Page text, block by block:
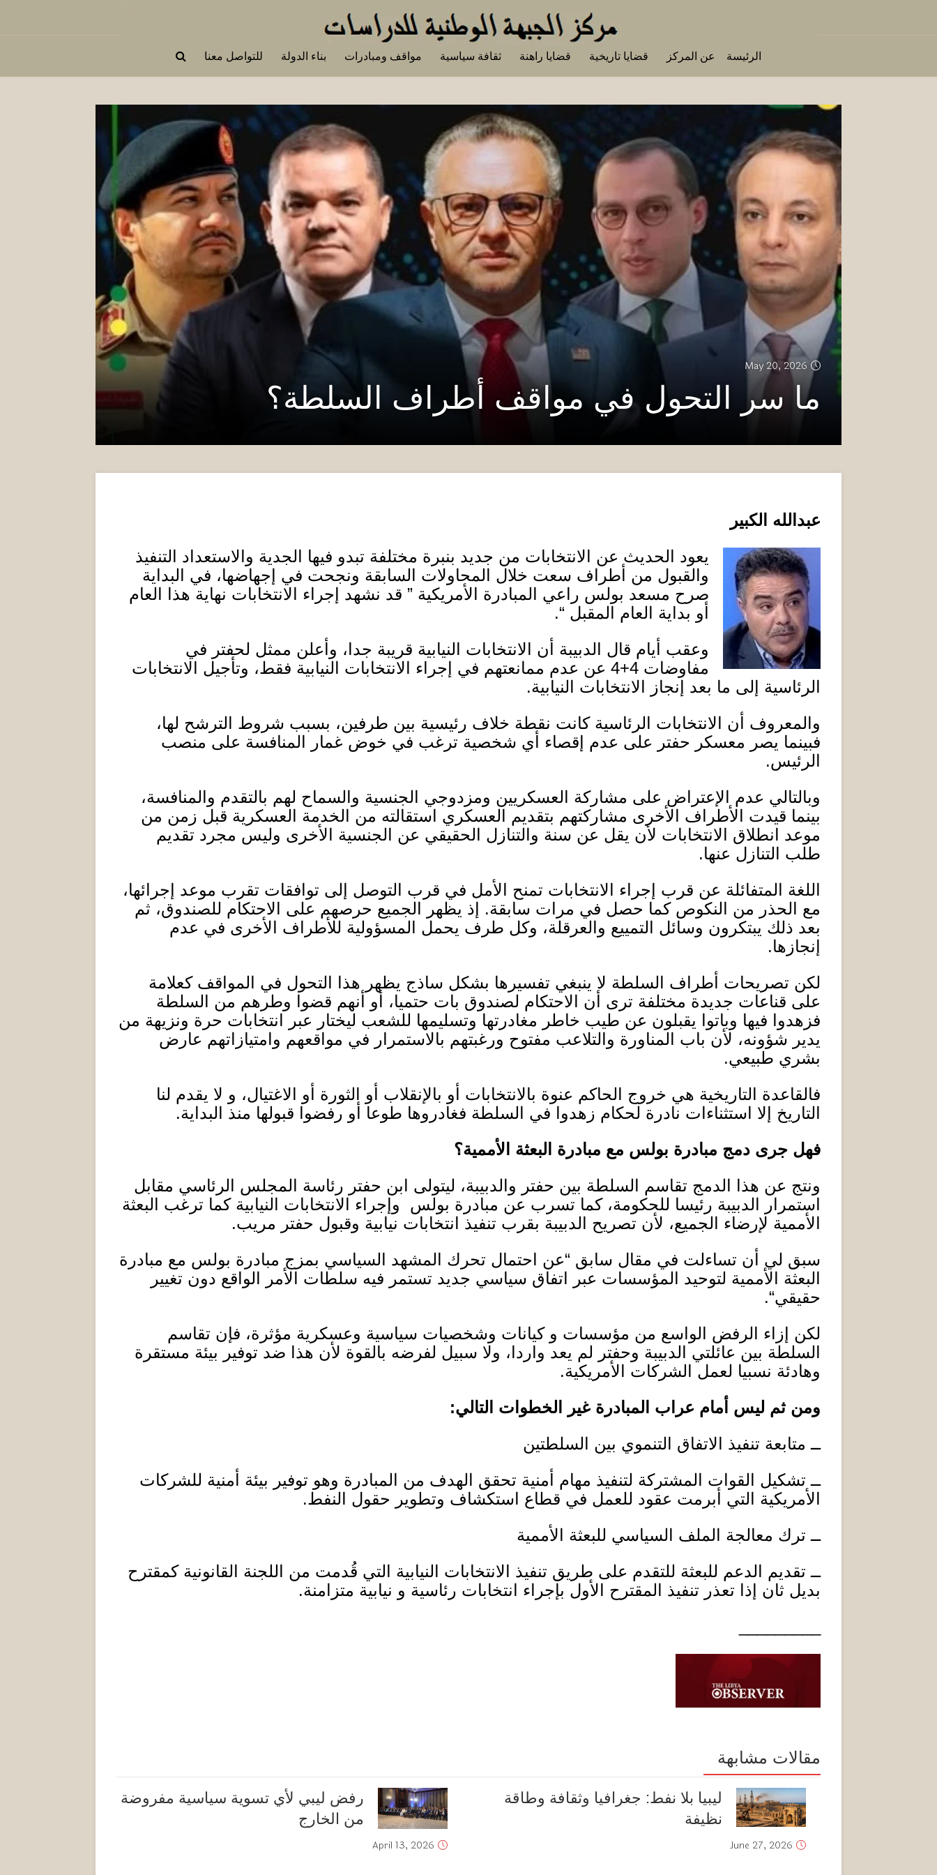
الرئيسة عن المركز قضايا تاريخية قضايا راهنة ثقافة سياسية مواقف ومبادرات بناء الدولة للتواصل معنا
May 20, 2026
ما سر التحول في مواقف أطراف السلطة؟
عبدالله الكبير
يعود الحديث عن الانتخابات من جديد بنبرة مختلفة تبدو فيها الجدية والاستعداد التنفيذ
والقبول من أطراف سعت خلال المحاولات السابقة ونجحت في إجهاضها، في البداية
صرح مسعد بولس راعي المبادرة الأمريكية ” قد نشهد إجراء الانتخابات نهاية هذا العام
أو بداية العام المقبل “.
وعقب أيام قال الدبيبة أن الانتخابات النيابية قريبة جدا، وأعلن ممثل لحفتر في
مفاوضات 4+4
عن عدم ممانعتهم في إجراء الانتخابات النيابية فقط، وتأجيل الانتخابات
الرئاسية إلى ما بعد إنجاز الانتخابات النيابية.
والمعروف أن الانتخابات الرئاسية كانت نقطة خلاف رئيسية بين طرفين، بسبب شروط الترشح لها،
فبينما يصر معسكر حفتر على عدم إقصاء أي شخصية ترغب في خوض غمار المنافسة على منصب
الرئيس.
وبالتالي عدم الإعتراض على مشاركة العسكريين ومزدوجي الجنسية والسماح لهم بالتقدم والمنافسة،
بينما قيدت الأطراف الأخرى مشاركتهم بتقديم العسكري استقالته من الخدمة العسكرية قبل زمن من
موعد انطلاق الانتخابات لأن يقل عن سنة والتنازل الحقيقي عن الجنسية الأخرى وليس مجرد تقديم
طلب التنازل عنها.
اللغة المتفائلة عن قرب إجراء الانتخابات تمنح الأمل في قرب التوصل إلى توافقات تقرب موعد إجرائها،
مع الحذر من النكوص كما حصل في مرات سابقة.
إذ يظهر الجميع حرصهم على الاحتكام للصندوق، ثم
بعد ذلك يبتكرون وسائل التمييع والعرقلة، وكل طرف يحمل المسؤولية للأطراف الأخرى في عدم
إنجازها.
لكن تصريحات أطراف السلطة لا ينبغي تفسيرها بشكل ساذج يظهر هذا التحول في المواقف كعلامة
على قناعات جديدة مختلفة ترى أن الاحتكام لصندوق بات حتميا، أو أنهم قضوا وطرهم من السلطة
فزهدوا فيها وباتوا يقبلون عن طيب خاطر مغادرتها وتسليمها للشعب ليختار عبر انتخابات حرة ونزيهة من
يدير شؤونه، لأن باب المناورة والتلاعب مفتوح ورغبتهم بالاستمرار في مواقعهم وامتيازاتهم عارض
بشري طبيعي.
فالقاعدة التاريخية هي خروج الحاكم عنوة بالانتخابات أو بالإنقلاب أو الثورة أو الاغتيال، و لا يقدم لنا
التاريخ إلا استثناءات نادرة لحكام زهدوا في السلطة فغادروها طوعا أو رفضوا قبولها منذ البداية.
فهل جرى دمج مبادرة بولس مع مبادرة البعثة الأممية؟
ونتج عن هذا الدمج تقاسم السلطة بين حفتر والدبيبة، ليتولى ابن حفتر رئاسة المجلس الرئاسي مقابل
استمرار الدبيبة رئيسا للحكومة، كما تسرب عن مبادرة بولس وإجراء الانتخابات النيابية كما ترغب البعثة
الأممية لإرضاء الجميع، لأن تصريح الدبيبة بقرب تنفيذ انتخابات نيابية وقبول حفتر مريب.
سبق لي أن تساءلت في مقال سابق “عن احتمال تحرك المشهد السياسي بمزج مبادرة بولس مع مبادرة
البعثة الأممية لتوحيد المؤسسات عبر اتفاق سياسي جديد تستمر فيه سلطات الأمر الواقع دون تغيير
حقيقي“.
لكن إزاء الرفض الواسع من مؤسسات و كيانات وشخصيات سياسية وعسكرية مؤثرة، فإن تقاسم
السلطة بين عائلتي الدبيبة وحفتر لم يعد واردا، ولا سبيل لفرضه بالقوة لأن هذا ضد توفير بيئة مستقرة
وهادئة نسبيا لعمل الشركات الأمريكية.
ومن ثم ليس أمام عراب المبادرة غير الخطوات التالي:
ــ متابعة تنفيذ الاتفاق التنموي بين السلطتين
ــ تشكيل القوات المشتركة لتنفيذ مهام أمنية تحقق الهدف من المبادرة وهو توفير بيئة أمنية للشركات
الأمريكية التي أبرمت عقود للعمل في قطاع استكشاف وتطوير حقول النفط.
ــ ترك معالجة الملف السياسي للبعثة الأممية
ــ تقديم الدعم للبعثة للتقدم على طريق تنفيذ الانتخابات النيابية التي قُدمت من اللجنة القانونية كمقترح
بديل ثان إذا تعذر تنفيذ المقترح الأول بإجراء انتخابات رئاسية و نيابية متزامنة.
مقالات مشابهة
رفض ليبي لأي تسوية سياسية مفروضة
من الخارج
April 13, 2026
ليبيا بلا نفط: جغرافيا وثقافة وطاقة
نظيفة
June 27, 2026